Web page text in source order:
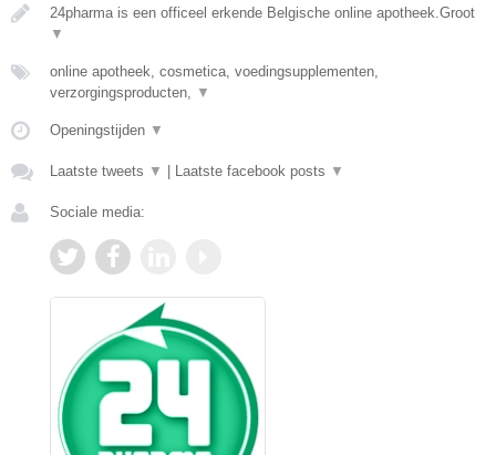
24pharma is een officeel erkende Belgische online apotheek.Groot
▼
online apotheek, cosmetica, voedingsupplementen,
verzorgingsproducten, ▼
Openingstijden ▼
Laatste tweets ▼ Laatste facebook posts ▼
Sociale media: